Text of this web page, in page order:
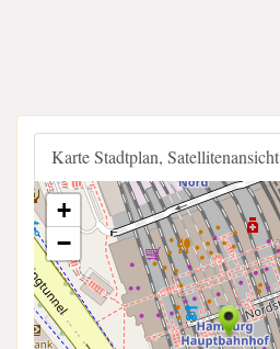
Karte Stadtplan, Satellitenansicht
+
−